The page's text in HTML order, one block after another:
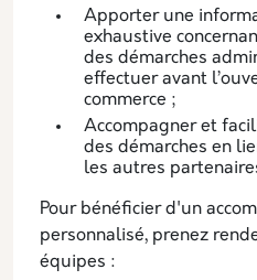
Apporter une
exhaustive
des démarches
effectuer avant
commerce ;
Accompagner et
des démarches en
les autres
Pour bénéficier d'un
personnalisé, prenez
équipes :